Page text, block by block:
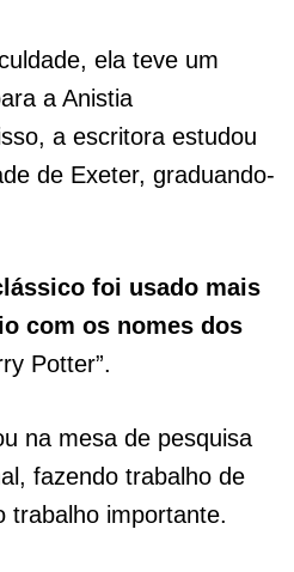
ela teve um
a Anistia
a escritora estudou
de Exeter, graduando-
foi usado mais
com os nomes dos
Potter”.
na mesa de pesquisa
fazendo trabalho de
trabalho importante.